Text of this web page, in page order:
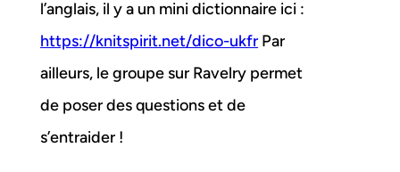
l’anglais, il y a un mini dictionnaire ici :
https://knitspirit.net/dico-ukfr Par
ailleurs, le groupe sur Ravelry permet
de poser des questions et de
s’entraider !